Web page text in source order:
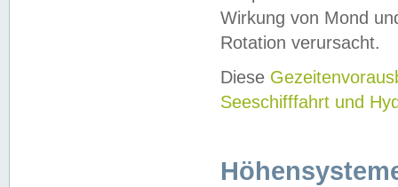
Wirkung von Mond
Rotation verursacht.
Diese
Seeschifffahrt und